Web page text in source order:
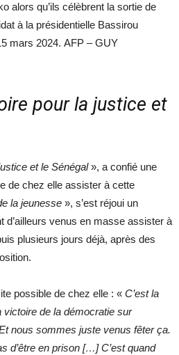
alors qu’ils célèbrent la sortie de
à la présidentielle Bassirou
mars 2024. AFP – GUY
pour la justice et
et le Sénégal», a confié une
de chez elle assister à cette
la jeunesse », s’est réjoui un
d’ailleurs venus en masse assister à
plusieurs jours déjà, après des
possible de chez elle : « C’est la
victoire de la démocratie sur
nous sommes juste venus fêter ça.
d’être en prison […] C’est quand